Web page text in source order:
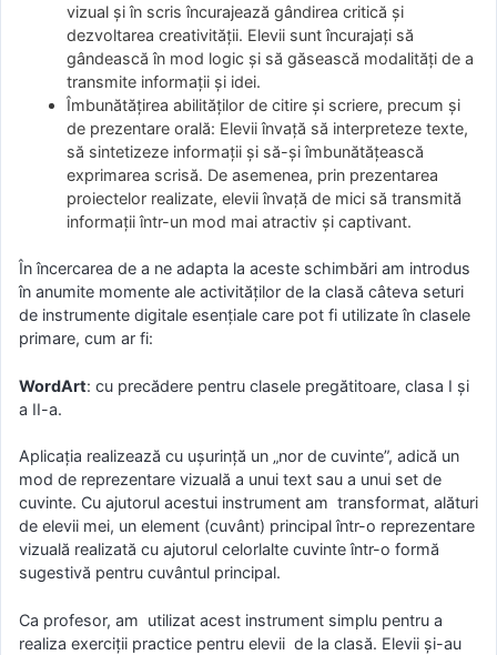
vizual și în scris încurajează gândirea critică și
dezvoltarea creativității. Elevii sunt încurajați să
gândească în mod logic și să găsească modalități de a
transmite informații și idei.
Îmbunătățirea abilităților de citire și scriere, precum și
de prezentare orală: Elevii învață să interpreteze texte,
să sintetizeze informații și să-și îmbunătățească
exprimarea scrisă. De asemenea, prin prezentarea
proiectelor realizate, elevii învață de mici să transmită
informații într-un mod mai atractiv și captivant.
În încercarea de a ne adapta la aceste schimbări am introdus
în anumite momente ale activităților de la clasă câteva seturi
de instrumente digitale esențiale care pot fi utilizate în clasele
primare, cum ar fi:
WordArt: cu precădere pentru clasele pregătitoare, clasa I și
a II-a.
Aplicația realizează cu ușurință un „nor de cuvinte”, adică un
mod de reprezentare vizuală a unui text sau a unui set de
cuvinte. Cu ajutorul acestui instrument am transformat, alături
de elevii mei, un element (cuvânt) principal într-o reprezentare
vizuală realizată cu ajutorul celorlalte cuvinte într-o formă
sugestivă pentru cuvântul principal.
Ca profesor, am utilizat acest instrument simplu pentru a
realiza exerciții practice pentru elevii de la clasă. Elevii și-au